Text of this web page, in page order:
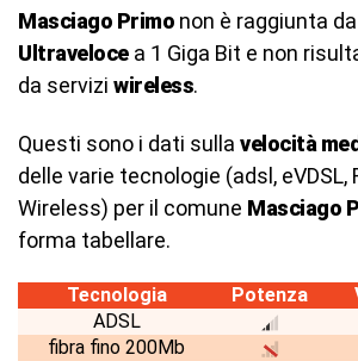
Masciago Primo non è raggiunta da
Ultravelocea 1 Giga Bit e non
da servizi wireless.
Questi sono i dati sulla velocità
delle varie tecnologie (adsl, eVDSL,
Wireless) per il comune Masciago
forma tabellare.
Tecnologia Potenza
ADSL
fibra fino 200Mb